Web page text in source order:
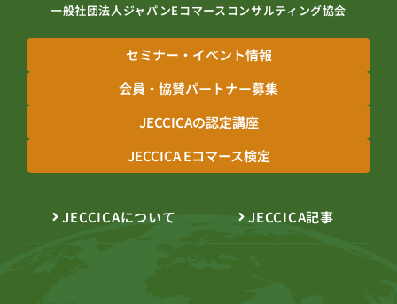
一般社団法人ジャパンEコマースコンサルティング協会
セミナー・イベント情報
会員・協賛パートナー募集
JECCICAの認定講座
JECCICA Eコマース検定
JECCICAについて JECCICA記事